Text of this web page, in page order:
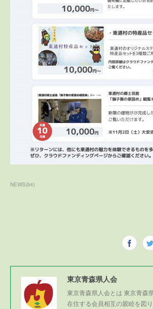
NEWS(94)
東京青森県人会
東京青森県人会とは 東京青森
在住する会員相互の親睦を図